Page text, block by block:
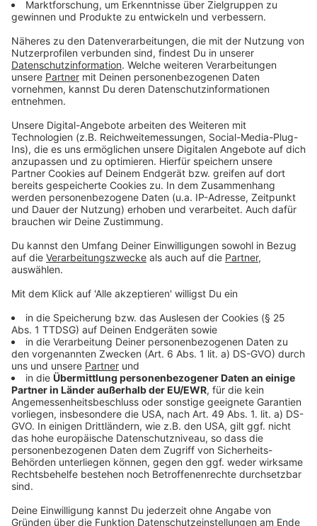
Leerstands überlege die Stadtverwaltung jetzt,
auf ihrer Website suche man aber vergeblich nach
dem Angebot.
Mega-Halle in der Provinz:"In Monheim spielt
Geld keine Rolle" folgert der Steuerzahlerbund
umfassenden Investition in eine neue
Veranstaltungshalle. Mit ihrer "Kulturraffinerie", die
für bloß 4800 Besucher gebaut werde, setze die
46 000-Einwohner-Stadt Maßstäbe als wäre sie
eine Metropole. "Eine sündhaft teure Marina"
wolle Monheim sich zusätzlich gönnen. "Auch
einmal auf etwas zu verzichten, erscheint in
Monheim offenbar absurd."
Anzeige
Die Dauerbrenner
Anzeige
Einige aus Steuerzahler-Sicht besonders
herausragende Objekte der Verschwendung tauchen
immer wieder in den Schwarzbüchern auf - vor allem
aus Köln. Dazu zählen: die galoppierenden Kosten für
die Sanierung der Kölner Oper (jetzt bei knapp 665
Millionen) und der Zentralbibliothek (jetzt bei knapp
isolierten Heinrich-Böll-Platzes, unter dem die